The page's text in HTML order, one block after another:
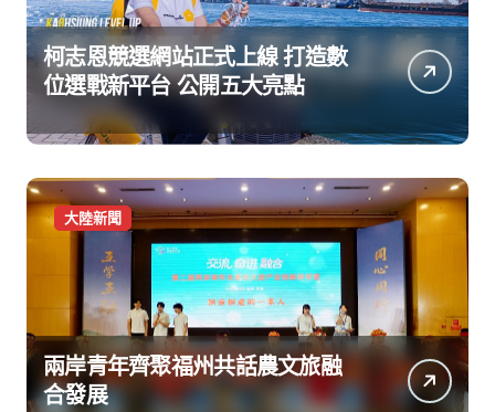
柯志恩競選網站正式上線 打造數
位選戰新平台 公開五大亮點
大陸新聞
兩岸青年齊聚福州共話農文旅融
合發展